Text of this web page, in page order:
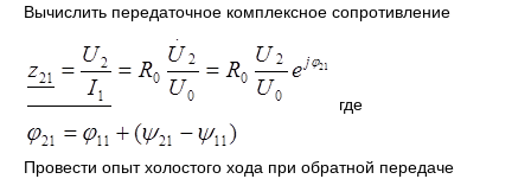
Вычислить передаточное комплексное сопротивление
где
Провести опыт холостого хода при обратной передаче